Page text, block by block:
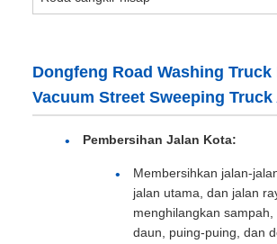
Dongfeng Road Washing Truck
Vacuum Street Sweeping
Pembersihan Jalan Kota:
Membersihkan jalan-
jalan utama, dan jalan
menghilangkan sampah,
daun, puing-puing, dan